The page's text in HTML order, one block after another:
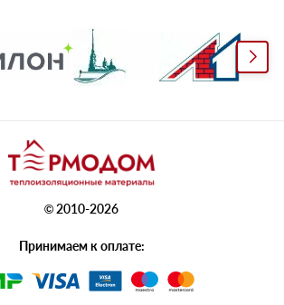
© 2010-2026
Принимаем к оплате: